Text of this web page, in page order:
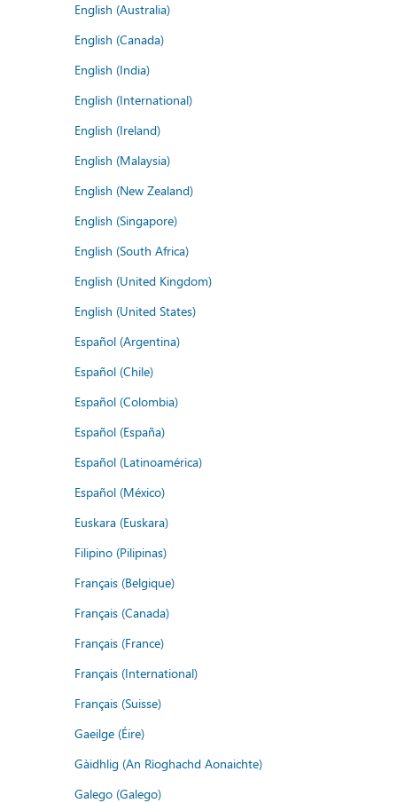
English (Australia)
English (Canada)
English (India)
English (International)
English (Ireland)
English (Malaysia)
English (New Zealand)
English (Singapore)
English (South Africa)
English (United Kingdom)
English (United States)
Español (Argentina)
Español (Chile)
Español (Colombia)
Español (España)
Español (Latinoamérica)
Español (México)
Euskara (Euskara)
Filipino (Pilipinas)
Français (Belgique)
Français (Canada)
Français (France)
Français (International)
Français (Suisse)
Gaeilge (Éire)
Gàidhlig (An Rìoghachd Aonaichte)
Galego (Galego)